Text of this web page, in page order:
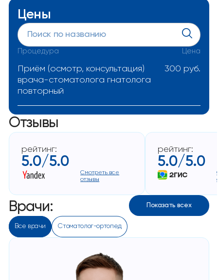
4–6 недель. Окончательный результат зависит от
сложности случая и соблюдения режима. Врач
будет отслеживать прогресс на контрольных
визитах.
Цены
Процедура Цена
Приём (осмотр, консультация)
врача-стоматолога гнатолога
повторный
300 руб.
Отзывы
рейтинг:
5.0/5.0
Смотреть все
отзывы
рейтинг:
5.0/5.0
Врачи: Показать всех
Все врачи Стоматолог-ортопед